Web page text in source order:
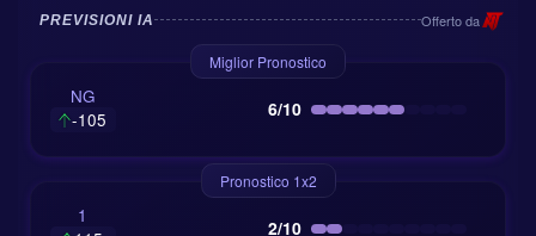
solito giocano con intensità, pressing largo e una
chiara volontà di controllare il pallone. Il pubblico
dovrebbe aiutarli a partire forte, ma il calcio mondiale
ha il vizio di trasformare l’emozione in tensione se il
primo gol non arriva presto.
, dal canto suo, è raramente una
squadra facile da scardinare. La sua identità
PREVISIONI IA Offerto da
Miglior Pronostico
NG
-105
6/10
Pronostico 1x2
1
2/10